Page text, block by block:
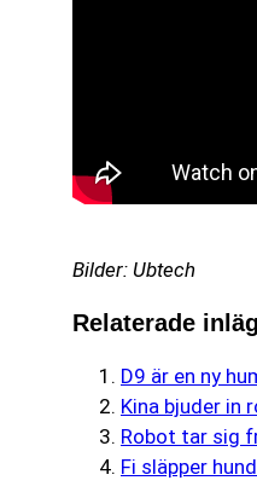
Bilder: Ubtech
Relaterade
D9 är en ny
Kina bjuder in
Robot tar sig
Fi släpper